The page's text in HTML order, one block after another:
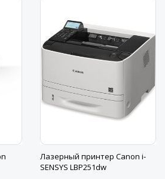
Лазерный принтер Canon i-
SENSYS LBP251dw